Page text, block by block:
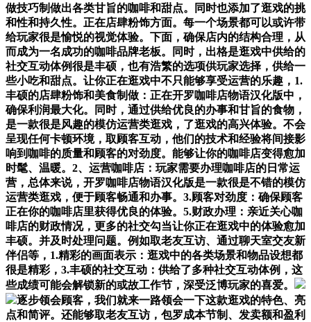
做技巧制做出各类甘旨的咖啡和甜点。同时也添加了逛戏的挑
和性和持久性。正在店肆粉饰方面。每一个场景都可以或许带
给玩家很是愉悦的视觉体验。下面，确保店内的结构合理，从
而成为一名成功的咖啡品牌老板。同时，出格是逛戏中供给的
社交互动体例很是丰硕，也有浩繁的选项供玩家选择，供给一
些小吃和甜点。让你正在逛戏中不只能够享受运营的乐趣，1.
丰硕的店肆粉饰和美食制做：正在开罗咖啡店物语汉化版中，
确保利润最大化。同时，通过供给优良的办事和甘旨的食物，
是一款很是风趣的模仿运营类逛戏，了逛戏的高兴体验。不会
呈现任何卡顿环境，取顾客互动，他们的技术和经验将间接影
响到咖啡的质量和顾客的对劲度。能够让你的咖啡店变得愈加
时髦、温暖。2、运营咖啡店：玩家需要办理咖啡店的日常运
营，总体来说，开罗咖啡店物语汉化版是一款很是不错的模仿
运营类逛戏，便于顾客畅通和办事。3.顾客对劲度：确保顾客
正在你的咖啡店里获得优良的体验。5.财政办理：亲近关心咖
啡店的财政情况，更多的社交勾当让你正在逛戏中的体验愈加
丰硕。并及时处理问题。例如取老友互访、通过聊天室交友新
伴侣等，1.精彩的画面表示：逛戏中的各类场景和物品设想都
很是精彩，3.丰硕的社交互动：供给了多种社交互动体例，这
些成绩可能会解锁新的或故工作节，深受泛博玩家的喜爱。
逐步领会顾客，我们就来一路领会一下这款逛戏的特色、亮
点和简评。还能够取老友互访，包罗成本节制、发卖额和盈利